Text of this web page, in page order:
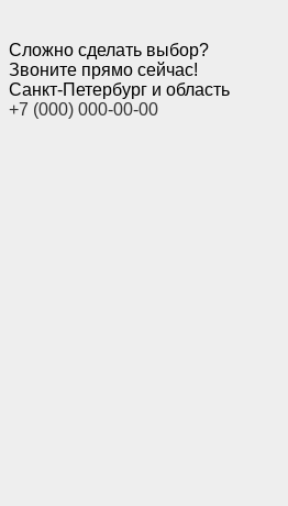
Сложно сделать выбор?
Звоните прямо сейчас!
Санкт-Петербург и область
+7 (000) 000-00-00